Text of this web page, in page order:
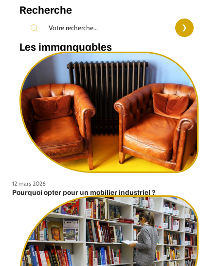
Recherche
Les immanquables
12 mars 2026
Pourquoi opter pour un mobilier industriel ?